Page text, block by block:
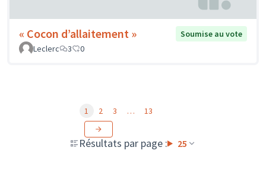
« Cocon d’allaitement »
Soumise au vote
Leclerc
3 0
Résultats par page : 25
1 2 3 … 13